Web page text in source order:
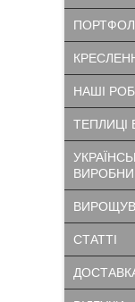
НАШІ
ТЕПЛИЦІ
СТАТТІ